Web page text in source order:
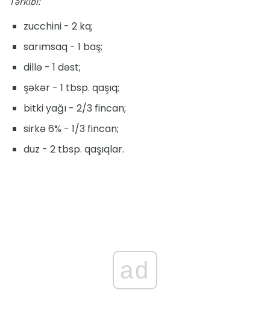
zucchini - 2 kq;
sarımsaq - 1 baş;
dillə - 1 dəst;
şəkər - 1 tbsp. qaşıq;
bitki yağı - 2/3 fincan;
sirkə 6% - 1/3 fincan;
duz - 2 tbsp. qaşıqlar.
ad